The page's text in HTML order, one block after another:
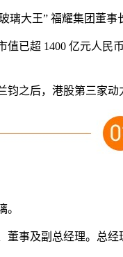
璃大王” 福耀集团董事
值已超 1400 亿元人
之后，港股第三家动
。
董事及副总经理。总